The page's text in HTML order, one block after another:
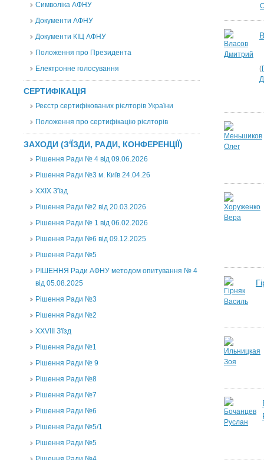
Символіка АФНУ
Документи АФНУ
Документи КІЦ АФНУ
Положення про Президента
Електронне голосування
СЕРТИФІКАЦІЯ
Реєстр сертифікованих рієлторів України
Положення про сертифікацію рієлторів
ЗАХОДИ (З'ЇЗДИ, РАДИ, КОНФЕРЕНЦІЇ)
Рішення Ради № 4 від 09.06.2026
Рішення Ради №3 м. Київ 24.04.26
XXІХ З'їзд
Рішення Ради №2 від 20.03.2026
Рішення Ради № 1 від 06.02.2026
Рішення Ради №6 від 09.12.2025
Рішення Ради №5
РІШЕННЯ Ради АФНУ методом опитування № 4
від 05.08.2025
Рішення Ради №3
Рішення Ради №2
XXVIII З'їзд
Рішення Ради №1
Рішення Ради № 9
Рішення Ради №8
Рішення Ради №7
Рішення Ради №6
Рішення Ради №5/1
Рішення Ради №5
(